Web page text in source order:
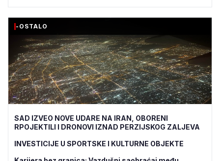
-OSTALO
SAD IZVEO NOVE UDARE NA IRAN, OBORENI
RPOJEKTILI I DRONOVI IZNAD PERZIJSKOG ZALJEVA
INVESTICIJE U SPORTSKE I KULTURNE OBJEKTE